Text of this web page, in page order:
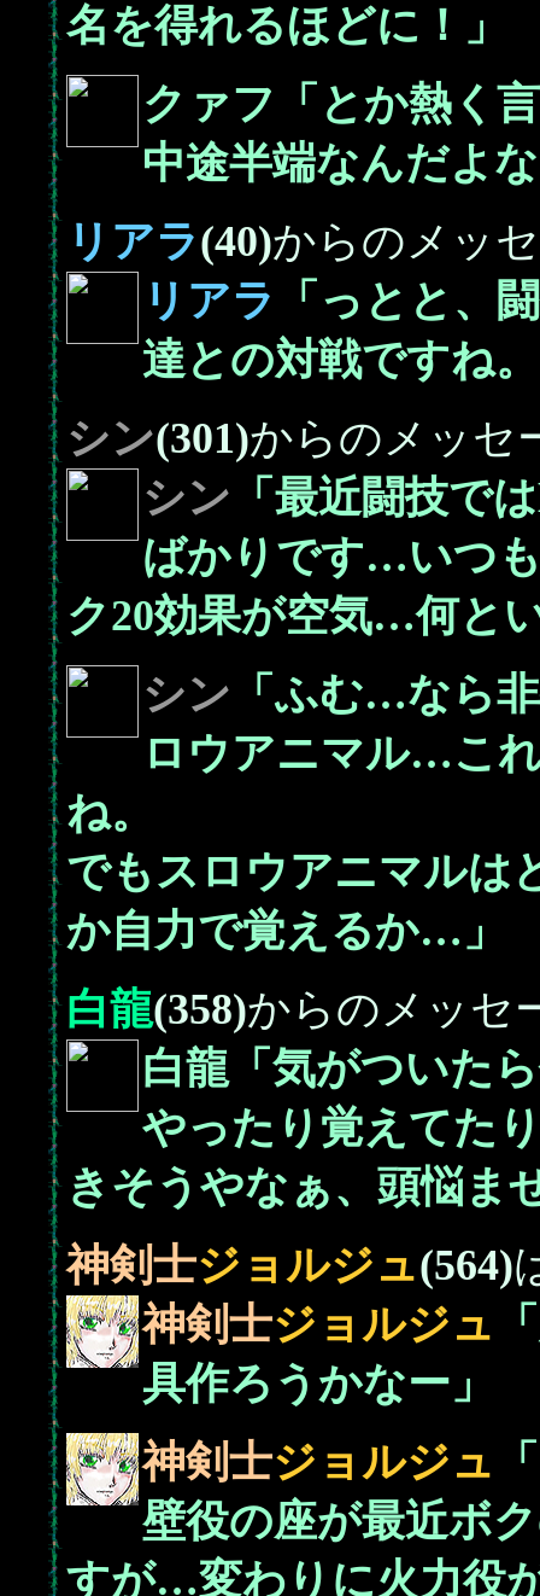
名を得れるほどに！」
クァフ「とか熱く
中途半端なんだよ
リアラ(40)からのメッ
リアラ
「っとと、
達との対戦ですね
シン(301)からのメッセ
シン 「最近闘技で
ばかりです…いつ
ク20効果が空気…何と
シン 「ふむ…なら
ロウアニマル…こ
ね。
でもスロウアニマルは
か自力で覚えるか…」
白龍(358)からのメッセ
白龍「気がついた
やったり覚えてた
きそうやなぁ、頭悩ま
神剣士ジョルジュ(564)
神剣士ジョルジュ
具作ろうかなー」
神剣士ジョルジュ
壁役の座が最近ボ
すが…変わりに火力役